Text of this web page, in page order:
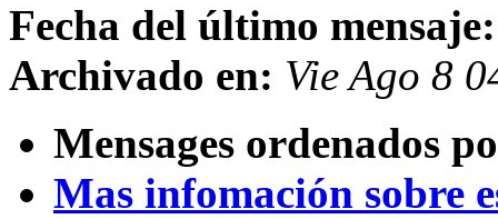
Fecha del último mensaje:
Archivado en: Vie Ago 8
Mensages ordenados
Mas infomación sobre